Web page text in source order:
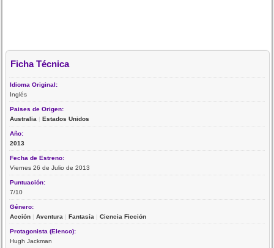
Ficha Técnica
Idioma Original:
Inglés
Paises de Origen:
Australia |Estados Unidos
Año:
2013
Fecha de Estreno:
Viernes 26 de Julio de 2013
Puntuación:
7/10
Género:
Acción |Aventura |Fantasía |Ciencia Ficción
Protagonista (Elenco):
Hugh Jackman